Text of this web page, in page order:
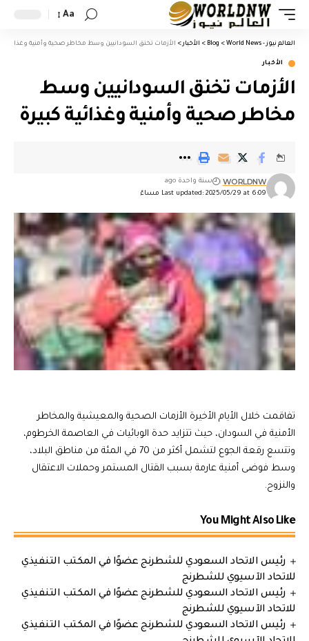
Aa
العالم نيوز - World News >
Blog
> الأخبار > الأزمات تخنق السودانيين وسط مخاطر صحية وأمنية وغذائية
الأخبار
الأزمات تخنق السودانيين وسط
مخاطر صحية وأمنية وغذائية كبيرة
Last updated: 2025/05/29 at 6:09 مساءً
WORLDNW سنة واحدة ago
تفاقمت خلال الأيام الأخيرة الأزمات الصحية والمعيشية والمخاطر
الأمنية في السودان، حيث تتزايد حدة الوبائيات في العاصمة الخرطوم،
وتتسع رقعة الجوع لتشمل أكثر من 70 في المئة من مناطق البلاد،
وسط فوضى أمنية عارمة بسبب القتال المستمر وحملات الاعتقال
والنزوح.
You Might Also Like
رئيس الاتحاد السعودي للشطرنج عضوًا في المكتب التنفيذي
للاتحاد الآسيوي للشطرنج
رئيس الاتحاد السعودي للشطرنج عضوًا في المكتب التنفيذي
للاتحاد الآسيوي للشطرنج
رئيس الاتحاد السعودي للشطرنج عضوًا في المكتب التنفيذي